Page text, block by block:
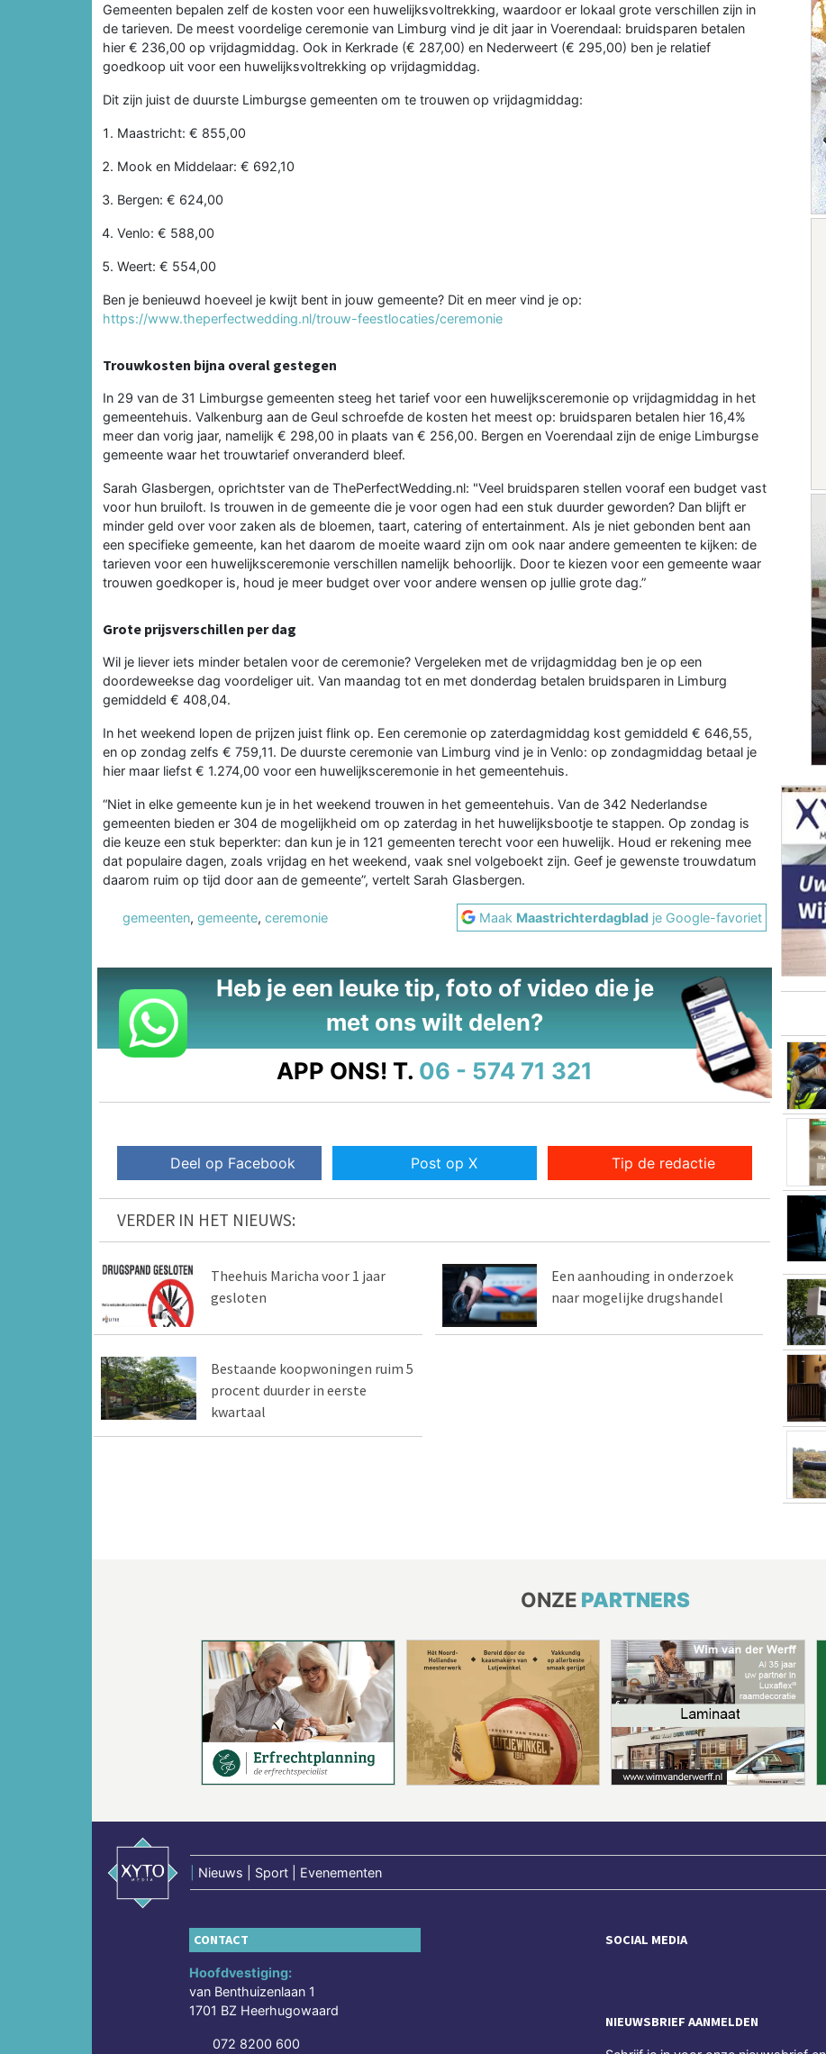
Gemeenten bepalen zelf de kosten voor een huwelijksvoltrekking, waardoor er lokaal grote verschillen zijn in
de tarieven. De meest voordelige ceremonie van Limburg vind je dit jaar in Voerendaal: bruidsparen betalen
hier € 236,00 op vrijdagmiddag. Ook in Kerkrade (€ 287,00) en Nederweert (€ 295,00) ben je relatief
goedkoop uit voor een huwelijksvoltrekking op vrijdagmiddag.
Dit zijn juist de duurste Limburgse gemeenten om te trouwen op vrijdagmiddag:
Maastricht: € 855,00
Mook en Middelaar: € 692,10
Bergen: € 624,00
Venlo: € 588,00
Weert: € 554,00
Ben je benieuwd hoeveel je kwijt bent in jouw gemeente? Dit en meer vind je op:
https://www.theperfectwedding.nl/trouw-feestlocaties/ceremonie
Trouwkosten bijna overal gestegen
In 29 van de 31 Limburgse gemeenten steeg het tarief voor een huwelijksceremonie op vrijdagmiddag in het
gemeentehuis. Valkenburg aan de Geul schroefde de kosten het meest op: bruidsparen betalen hier 16,4%
meer dan vorig jaar, namelijk € 298,00 in plaats van € 256,00. Bergen en Voerendaal zijn de enige Limburgse
gemeente waar het trouwtarief onveranderd bleef.
Sarah Glasbergen, oprichtster van de ThePerfectWedding.nl: "Veel bruidsparen stellen vooraf een budget vast
voor hun bruiloft. Is trouwen in de gemeente die je voor ogen had een stuk duurder geworden? Dan blijft er
minder geld over voor zaken als de bloemen, taart, catering of entertainment. Als je niet gebonden bent aan
een specifieke gemeente, kan het daarom de moeite waard zijn om ook naar andere gemeenten te kijken: de
tarieven voor een huwelijksceremonie verschillen namelijk behoorlijk. Door te kiezen voor een gemeente waar
trouwen goedkoper is, houd je meer budget over voor andere wensen op jullie grote dag.”
Grote prijsverschillen per dag
Wil je liever iets minder betalen voor de ceremonie? Vergeleken met de vrijdagmiddag ben je op een
doordeweekse dag voordeliger uit. Van maandag tot en met donderdag betalen bruidsparen in Limburg
gemiddeld € 408,04.
In het weekend lopen de prijzen juist flink op. Een ceremonie op zaterdagmiddag kost gemiddeld € 646,55,
en op zondag zelfs € 759,11. De duurste ceremonie van Limburg vind je in Venlo: op zondagmiddag betaal je
hier maar liefst € 1.274,00 voor een huwelijksceremonie in het gemeentehuis.
“Niet in elke gemeente kun je in het weekend trouwen in het gemeentehuis. Van de 342 Nederlandse
gemeenten bieden er 304 de mogelijkheid om op zaterdag in het huwelijksbootje te stappen. Op zondag is
die keuze een stuk beperkter: dan kun je in 121 gemeenten terecht voor een huwelijk. Houd er rekening mee
dat populaire dagen, zoals vrijdag en het weekend, vaak snel volgeboekt zijn. Geef je gewenste trouwdatum
daarom ruim op tijd door aan de gemeente”, vertelt Sarah Glasbergen.
gemeenten, gemeente, ceremonie Maak Maastrichterdagblad je Google-favoriet
Heb je een leuke tip, foto of video die je
met ons wilt delen?
APP ONS! T. 06 - 574 71 321
Deel op Facebook Post op X Tip de redactie
VERDER IN HET NIEUWS:
Theehuis Maricha voor 1 jaar
gesloten
Een aanhouding in onderzoek
naar mogelijke drugshandel
Bestaande koopwoningen ruim 5
procent duurder in eerste
kwartaal
ONZE PARTNERS
Nieuws | Sport | Evenementen
CONTACT
Hoofdvestiging:
van Benthuizenlaan 1
1701 BZ Heerhugowaard
072 8200 600
SOCIAL MEDIA
NIEUWSBRIEF AANMELDEN